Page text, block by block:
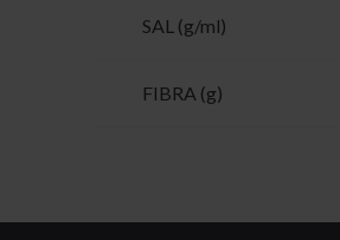
SAL (g/ml)
FIBRA (g)